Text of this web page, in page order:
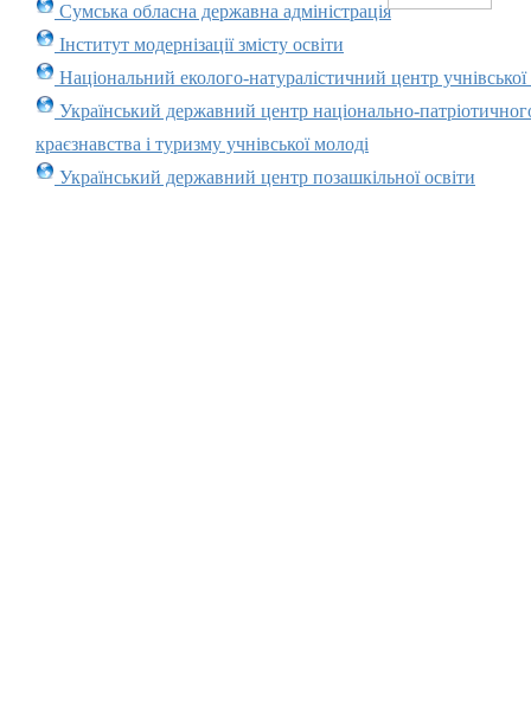
Сумська обласна державна адміністрація
Інститут модернізації змісту освіти
Національний еколого-натуралістичний центр учнівської
Український державний центр національно-
краєзнавства і туризму учнівської молоді
Український державний центр позашкільної освіти